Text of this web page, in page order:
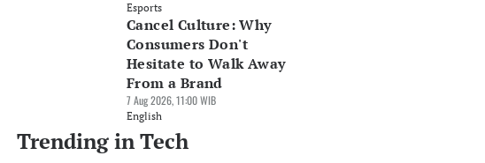
Esports
Cancel Culture: Why
Consumers Don't
Hesitate to Walk Away
From a Brand
7 Aug 2026, 11:00 WIB
English
Trending in Tech